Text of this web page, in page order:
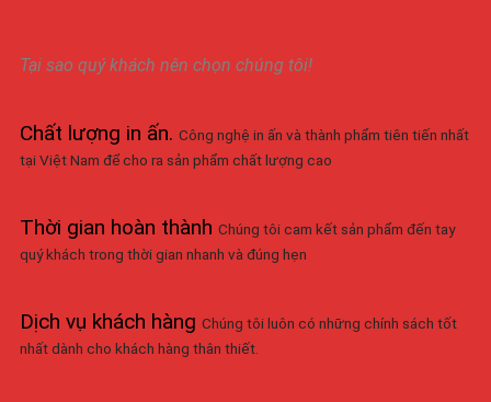
Tại sao quý khách nên chọn chúng tôi!
Chất lượng in ấn. Công nghệ in ấn và thành phẩm tiên tiến nhất
tại Việt Nam để cho ra sản phẩm chất lượng cao
Thời gian hoàn thành Chúng tôi cam kết sản phẩm đến tay
quý khách trong thời gian nhanh và đúng hẹn
Dịch vụ khách hàng Chúng tôi luôn có những chính sách tốt
nhất dành cho khách hàng thân thiết.